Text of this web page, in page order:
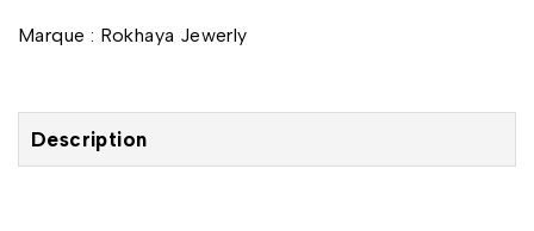
Marque : Rokhaya Jewerly
Description